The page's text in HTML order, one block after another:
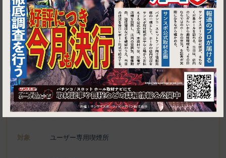
東京都中央区日本橋2-16-3 18山京ビル 1F
施設名 日本橋漁港 快海
電話 080-5415-4567
種別 ユーザー専用喫煙所、喫煙可能施設
対象 ユーザー専用喫煙所